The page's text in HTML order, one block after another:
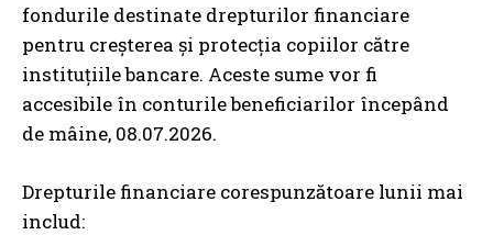
fondurile destinate drepturilor financiare
pentru creșterea și protecția copiilor către
instituțiile bancare. Aceste sume vor fi
accesibile în conturile beneficiarilor începând
de mâine, 08.07.2026.
Drepturile financiare corespunzătoare lunii mai
includ: